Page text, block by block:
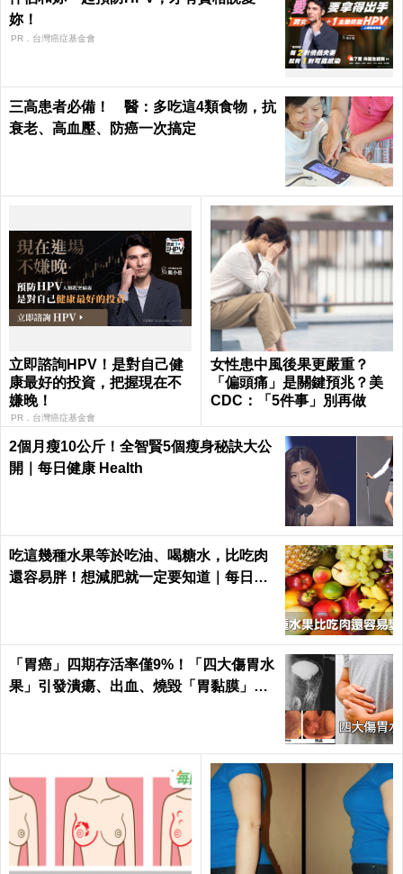
妳！
PR．台灣癌症基金會
三高患者必備！ 醫：多吃這4類食物，抗
衰老、高血壓、防癌一次搞定
立即諮詢HPV！是對自己健
康最好的投資，把握現在不
嫌晚！
PR．台灣癌症基金會
女性患中風後果更嚴重？
「偏頭痛」是關鍵預兆？美
CDC：「5件事」別再做
2個月瘦10公斤！全智賢5個瘦身秘訣大公
開｜每日健康 Health
吃這幾種水果等於吃油、喝糖水，比吃肉
還容易胖！想減肥就一定要知道｜每日健
「胃癌」四期存活率僅9%！「四大傷胃水
果」引發潰瘍、出血、燒毀「胃黏膜」不